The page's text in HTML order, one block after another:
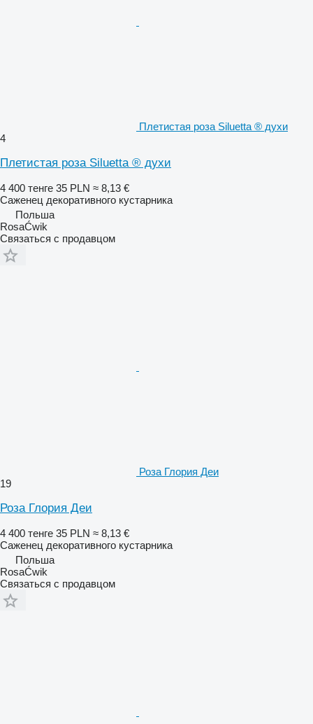
Плетистая роза Siluetta ® духи
4
Плетистая роза Siluetta ® духи
4 400 тенге 35 PLN ≈ 8,13 €
Саженец декоративного кустарника
Польша
RosaĆwik
Связаться с продавцом
Роза Глория Деи
19
Роза Глория Деи
4 400 тенге 35 PLN ≈ 8,13 €
Саженец декоративного кустарника
Польша
RosaĆwik
Связаться с продавцом